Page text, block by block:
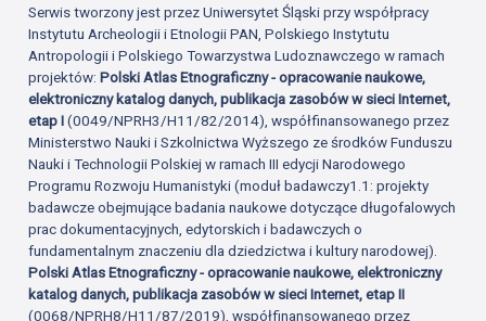
Serwis tworzony jest przez Uniwersytet Śląski przy współpracy
Instytutu Archeologii i Etnologii PAN, Polskiego Instytutu
Antropologii i Polskiego Towarzystwa Ludoznawczego w ramach
projektów:Polski Atlas Etnograficzny - opracowanie naukowe,
elektroniczny katalog danych, publikacja zasobów w sieci Internet,
etap I(0049/NPRH3/H11/82/2014), współfinansowanego przez
Ministerstwo Nauki i Szkolnictwa Wyższego ze środków Funduszu
Nauki i Technologii Polskiej w ramach III edycji Narodowego
Programu Rozwoju Humanistyki (moduł badawczy1.1: projekty
badawcze obejmujące badania naukowe dotyczące długofalowych
prac dokumentacyjnych, edytorskich i badawczych o
fundamentalnym znaczeniu dla dziedzictwa i kultury narodowej).
Polski Atlas Etnograficzny - opracowanie naukowe, elektroniczny
katalog danych, publikacja zasobów w sieci Internet, etap II
(0068/NPRH8/H11/87/2019), współfinansowanego przez